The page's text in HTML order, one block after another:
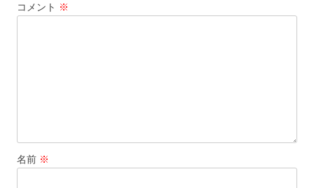
ョ
コメント ※
名前 ※